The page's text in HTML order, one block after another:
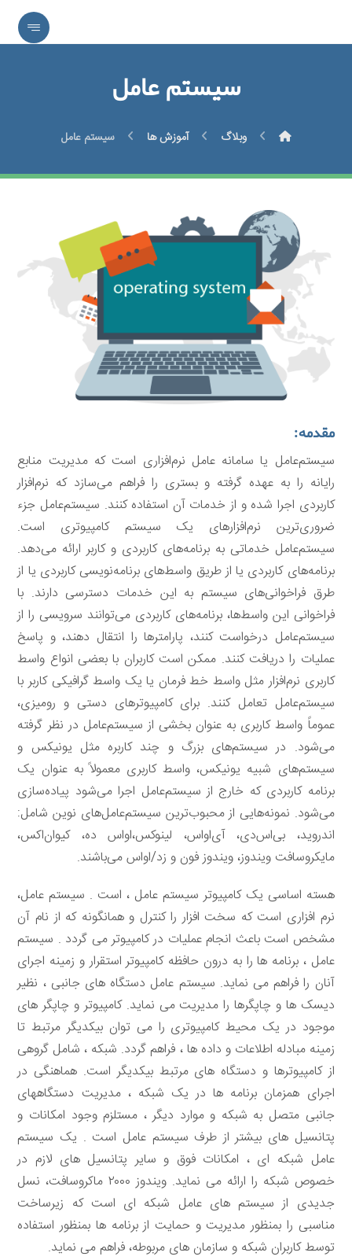
سیستم عامل
وبلاگ آموزش ها سیستم عامل
مقدمه:
سیستم‌عامل یا سامانه عامل نرم‌افزاری است که مدیریت منابع
رایانه را به عهده گرفته و بستری را فراهم می‌سازد که نرم‌افزار
کاربردی اجرا شده و از خدمات آن استفاده کنند. سیستم‌عامل جزء
ضروری‌ترین نرم‌افزارهای یک سیستم کامپیوتری است.
سیستم‌عامل خدماتی به برنامه‌های کاربردی و کاربر ارائه می‌دهد.
برنامه‌های کاربردی یا از طریق واسط‌های برنامه‌نویسی کاربردی یا از
طرق فراخوانی‌های سیستم به این خدمات دسترسی دارند. با
فراخوانی این واسط‌ها، برنامه‌های کاربردی می‌توانند سرویسی را از
سیستم‌عامل درخواست کنند، پارامترها را انتقال دهند، و پاسخ
عملیات را دریافت کنند. ممکن است کاربران با بعضی انواع واسط
کاربری نرم‌افزار مثل واسط خط فرمان یا یک واسط گرافیکی کاربر با
سیستم‌عامل تعامل کنند. برای کامپیوترهای دستی و رومیزی،
عموماً واسط کاربری به عنوان بخشی از سیستم‌عامل در نظر گرفته
می‌شود. در سیستم‌های بزرگ و چند کاربره مثل یونیکس و
سیستم‌های شبیه یونیکس، واسط کاربری معمولاً به عنوان یک
برنامه کاربردی که خارج از سیستم‌عامل اجرا می‌شود پیاده‌سازی
می‌شود. نمونه‌هایی از محبوب‌ترین سیستم‌‌عامل‌های نوین شامل:
اندروید، بی‌اس‌دی، آی‌اواس، لینوکس،اواس ده، کیوان‌اکس،
مایکروسافت ویندوز، ویندوز فون و زد/اواس می‌باشند.
هسته اساسی يک کامپيوتر سيستم عامل ، است . سيستم عامل،
نرم افزاری است که سخت افزار را کنترل و همانگونه که از نام آن
مشخص است باعث انجام عمليات در کامپيوتر می گردد . سيستم
عامل ، برنامه ها را به درون حافظه کامپيوتر استقرار و زمينه اجرای
آنان را فراهم می نمايد. سيستم عامل دستگاه های جانبی ، نظير
ديسک ها و چاپگرها را مديريت می نمايد. کامپيوتر و چاپگر های
موجود در يک محيط کامپيوتری را می توان بيکديگر مرتبط تا
زمينه مبادله اطلاعات و داده ها ، فراهم گردد. شبکه ، شامل گروهی
از کامپيوترها و دستگاه های مرتبط بيکديگر است. هماهنگی در
اجرای همزمان برنامه ها در يک شبکه ، مديريت دستگاههای
جانبی متصل به شبکه و موارد ديگر ، مستلزم وجود امکانات و
پتانسيل های بيشتر از طرف سيستم عامل است . يک سيستم
عامل شبکه ای ، امکانات فوق و ساير پتانسيل های لازم در
خصوص شبکه را ارائه می نمايد. ويندوز ۲۰۰۰ ماکروسافت، نسل
جديدی از سيستم های عامل شبکه ای است که زيرساخت
مناسبی را بمنظور مديريت و حمايت از برنامه ها بمنظور استفاده
توسط کاربران شبکه و سازمان های مربوطه، فراهم می نمايد.